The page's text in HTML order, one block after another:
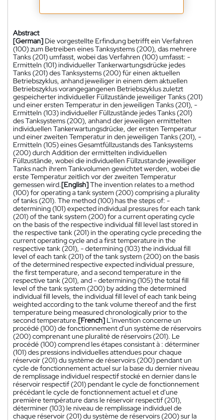
Abstract
[German] Die vorgestellte Erfindung betrifft ein Verfahren
(100) zum Betreiben eines Tanksystems (200), das mehrere
Tanks (201) umfasst, wobei das Verfahren (100) umfasst: -
Ermitteln (101) individueller Tankerwartungsdrücke jedes
Tanks (201) des Tanksystems (200) für einen aktuellen
Betriebszyklus, anhand jeweiliger in einem dem aktuellen
Betriebszyklus vorangegangenen Betriebszyklus zuletzt
gespeicherter individueller Füllzustände jeweiliger Tanks (201)
und einer ersten Temperatur in den jeweiligen Tanks (201), -
Ermitteln (103) individueller Füllzustände jedes Tanks (201)
des Tanksystems (200), anhand der jeweiligen ermittelten
individuellen Tankerwartungsdrücke, der ersten Temperatur
und einer zweiten Temperatur in den jeweiligen Tanks (201), -
Ermitteln (105) eines Gesamtfüllzustands des Tanksystems
(200) durch Addition der ermittelten individuellen
Füllzustände, wobei die individuellen Füllzustande jeweiliger
Tanks nach ihrem Tankvolumen gewichtet werden, wobei die
erste Temperatur zeitlich vor der zweiten Temperatur
gemessen wird.[English]The invention relates to a method
(100) for operating a tank system (200) comprising a plurality
of tanks (201). The method (100) has the steps of: -
determining (101) expected individual pressures for each tank
(201) of the tank system (200) for a current operating cycle
on the basis of the respective individual fill level last stored in
the respective tank (201) in the operating cycle preceding the
current operating cycle and a first temperature in the
respective tank (201), - determining (103) the individual fill
level of each tank (201) of the tank system (200) on the basis
of the determined respective expected individual pressure,
the first temperature, and a second temperature in the
respective tank (201), and - determining (105) the total fill
level of the tank system (200) by adding the determined
individual fill levels, the individual fill level of each tank being
weighted according to the tank volume thereof and the first
temperature being measured chronologically prior to the
second temperature.[French] L'invention concerne un
procédé (100) de fonctionnement d'un système de réservoirs
(200) comprenant une pluralité de réservoirs (201). Le
procédé (100) comprend les étapes consistant à : déterminer
(101) des pressions individuelles attendues pour chaque
réservoir (201) du système de réservoirs (200) pendant un
cycle de fonctionnement actuel sur la base du dernier niveau
de remplissage individuel respectif stocké en dernier dans le
réservoir respectif (201) pendant le cycle de fonctionnement
précédant le cycle de fonctionnement actuel et d'une
première température dans le réservoir respectif (201),
déterminer (103) le niveau de remplissage individuel de
chaque réservoir (201) du système de réservoirs (200) sur la